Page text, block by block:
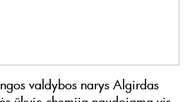
valdybos narys Algirdas